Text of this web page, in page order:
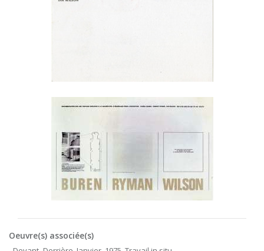
Oeuvre(s) associée(s)